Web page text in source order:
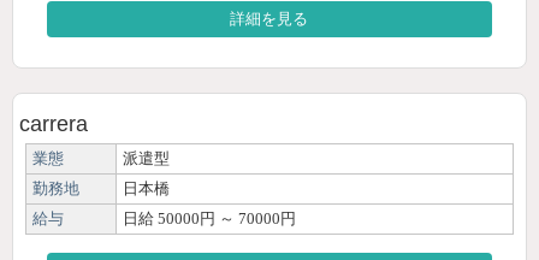
詳細を見る
carrera
業態
派遣型
勤務地
日本橋
給与
日給 50000円 ～ 70000円